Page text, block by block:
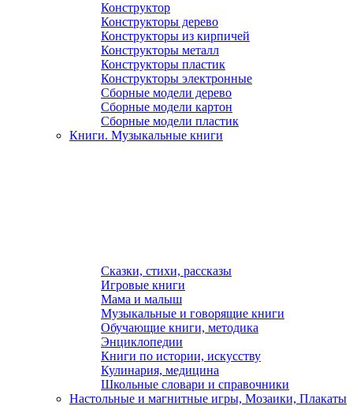
Конструктор
Конструкторы дерево
Конструкторы из кирпичей
Конструкторы металл
Конструкторы пластик
Конструкторы электронные
Сборные модели дерево
Сборные модели картон
Сборные модели пластик
Книги. Музыкальные книги
Сказки, стихи, рассказы
Игровые книги
Мама и малыш
Музыкальные и говорящие книги
Обучающие книги, методика
Энциклопедии
Книги по истории, искусству
Кулинария, медицина
Школьные словари и справочники
Настольные и магнитные игры, Мозаики, Плакаты